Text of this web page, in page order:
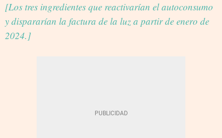
[Los tres ingredientes que reactivarían el autoconsumo
y dispararían la factura de la luz a partir de enero de
2024.]